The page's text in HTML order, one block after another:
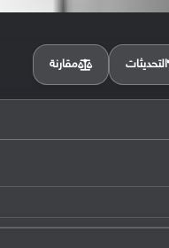
التحديثات مقارنة